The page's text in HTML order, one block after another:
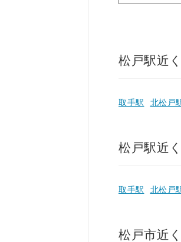
松戸駅近
取手駅 北松戸
松戸駅近
取手駅 北松戸
松戸市近